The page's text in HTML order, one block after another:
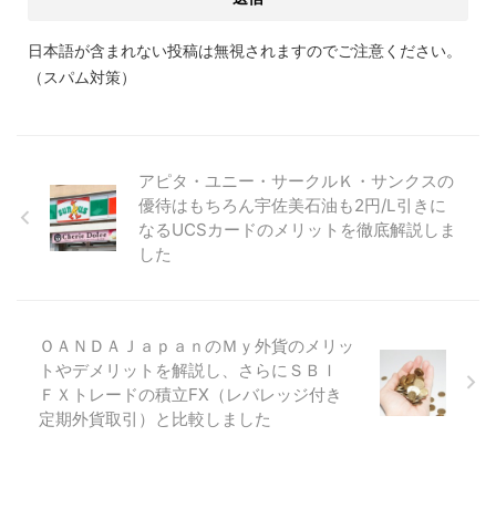
日本語が含まれない投稿は無視されますのでご注意ください。
（スパム対策）
アピタ・ユニー・サークルＫ・サンクスの
優待はもちろん宇佐美石油も2円/L引きに
なるUCSカードのメリットを徹底解説しま
した
ＯＡＮＤＡＪａｐａｎのＭｙ外貨のメリッ
トやデメリットを解説し、さらにＳＢＩ
ＦＸトレードの積立FX（レバレッジ付き
定期外貨取引）と比較しました